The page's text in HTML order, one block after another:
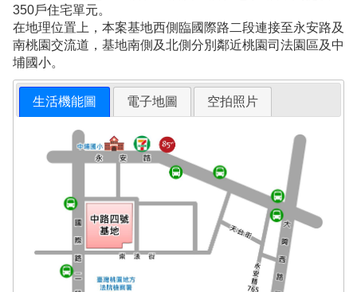
350戶住宅單元。
在地理位置上，本案基地西側臨國際路二段連接至永安路及
南桃園交流道，基地南側及北側分別鄰近桃園司法園區及中
埔國小。
生活機能圖 電子地圖 空拍照片